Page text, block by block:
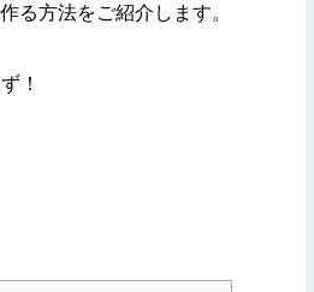
る方法をご紹介します。
！